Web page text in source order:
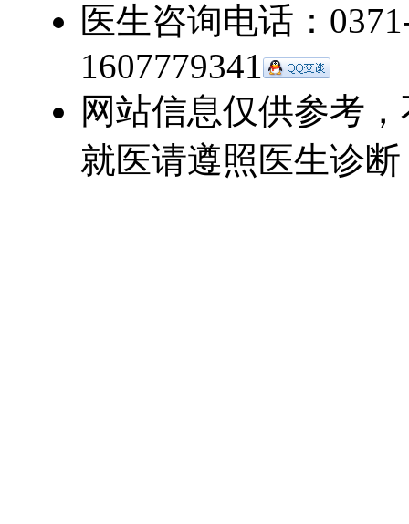
医生咨询电话：
1607779341
网站信息仅供参考
就医请遵照医生诊断